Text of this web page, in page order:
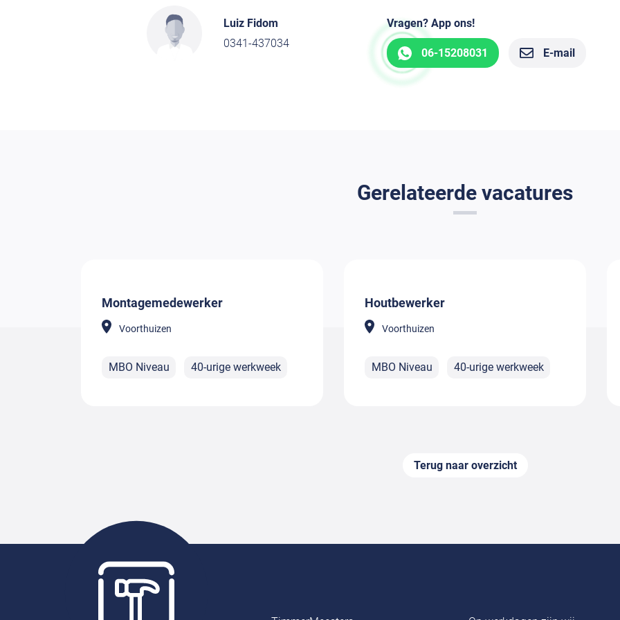
Luiz Fidom
0341-437034
Vragen? App ons!
06-15208031 E-mail
Gerelateerde vacatures
Montagemedewerker
Voorthuizen
MBO Niveau 40-urige werkweek
Houtbewerker
Voorthuizen
MBO Niveau 40-urige werkweek
Terug naar overzicht